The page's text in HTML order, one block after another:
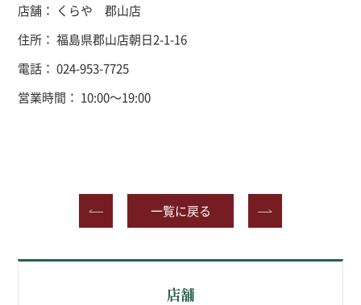
店舗： くらや 郡山店
住所： 福島県郡山店朝日2-1-16
電話： 024-953-7725
営業時間： 10:00～19:00
一覧に戻る
店舗